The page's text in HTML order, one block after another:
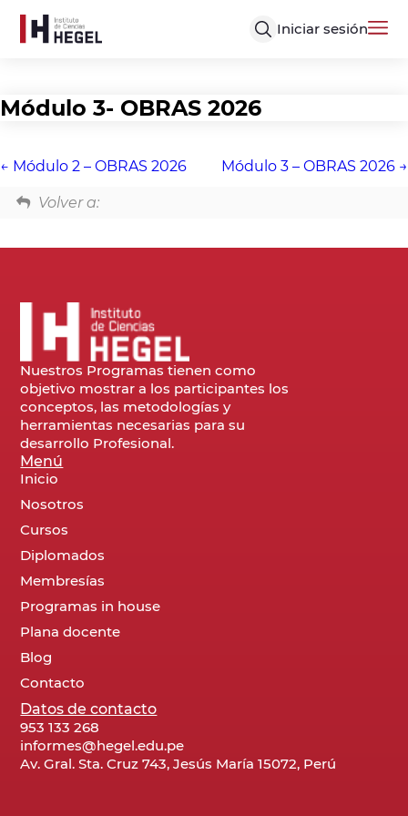
Iniciar sesión
Módulo 3- OBRAS 2026
Módulo 2 – OBRAS 2026 Módulo 3 – OBRAS 2026
Volver a:
Nuestros Programas tienen como
objetivo mostrar a los participantes los
conceptos, las metodologías y
herramientas necesarias para su
desarrollo Profesional.
Menú
Inicio
Nosotros
Cursos
Diplomados
Membresías
Programas in house
Plana docente
Blog
Contacto
Datos de contacto
953 133 268
informes@hegel.edu.pe
Av. Gral. Sta. Cruz 743, Jesús María 15072, Perú